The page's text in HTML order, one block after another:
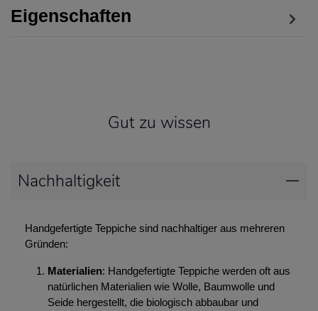
Eigenschaften
Gut zu wissen
Nachhaltigkeit
Handgefertigte Teppiche sind nachhaltiger aus mehreren
Gründen:
Materialien: Handgefertigte Teppiche werden oft aus
natürlichen Materialien wie Wolle, Baumwolle und
Seide hergestellt, die biologisch abbaubar und